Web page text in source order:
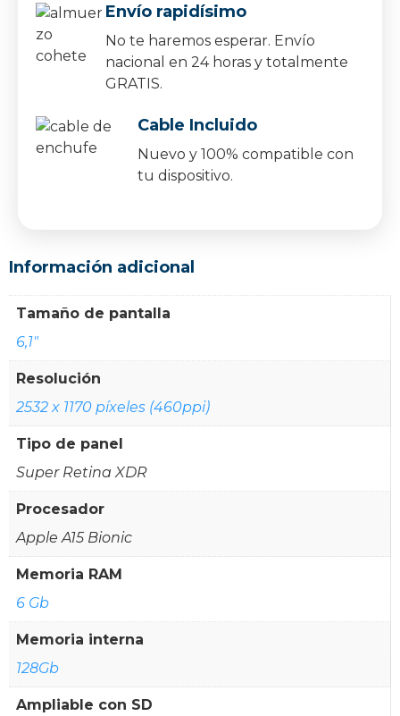
Envío rapidísimo
No te haremos esperar. Envío
nacional en 24 horas y totalmente
GRATIS.
Cable Incluido
Nuevo y 100% compatible con
tu dispositivo.
Información adicional
Tamaño de pantalla
6,1"
Resolución
2532 x 1170 píxeles (460ppi)
Tipo de panel
Super Retina XDR
Procesador
Apple A15 Bionic
Memoria RAM
6 Gb
Memoria interna
128Gb
Ampliable con SD